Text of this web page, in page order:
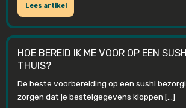
Lees artikel
HOE BEREID IK ME VOOR OP EEN
THUIS?
De beste voorbereiding op een sushi
zorgen dat je bestelgegevens kloppen […]